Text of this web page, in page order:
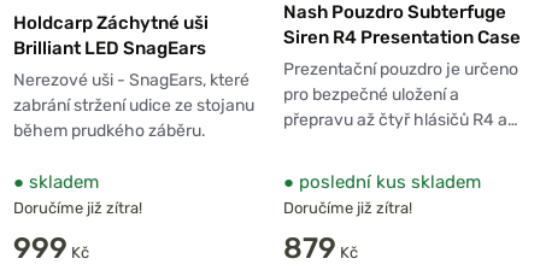
Holdcarp Záchytné uši
Brilliant LED SnagEars
Nerezové uši - SnagEars, které
zabrání stržení udice ze stojanu
během prudkého záběru.
● skladem
Doručíme již zítra!
999 Kč
Nash Pouzdro Subterfuge
Siren R4 Presentation Case
Prezentační pouzdro je určeno
pro bezpečné uložení a
přepravu až čtyř hlásičů R4 a…
● poslední kus skladem
Doručíme již zítra!
879 Kč